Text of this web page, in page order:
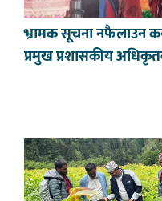
भ्रामक सूचना नफैलाउन
प्रमुख प्रशासकीय